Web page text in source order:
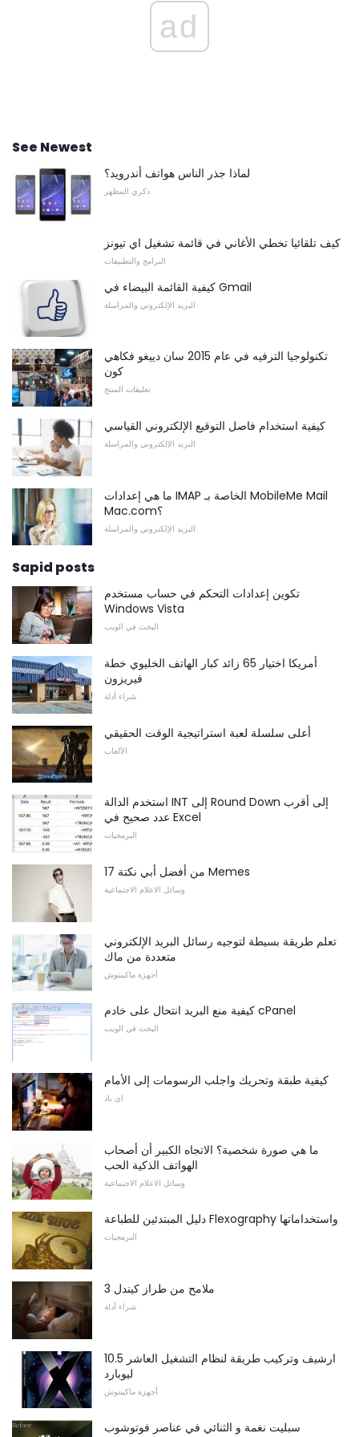
ad
See Newest
لماذا جذر الناس هواتف أندرويد؟
ذكري المظهر
كيف تلقائيا تخطي الأغاني في قائمة تشغيل اي تيونز
البرامج والتطبيقات
كيفية القائمة البيضاء في Gmail
البريد الإلكتروني والمراسلة
تكنولوجيا الترفيه في عام 2015 سان دييغو فكاهي
كون
تعليقات المنتج
كيفية استخدام فاصل التوقيع الإلكتروني القياسي
البريد الإلكتروني والمراسلة
ما هي إعدادات IMAP الخاصة بـ MobileMe Mail
Mac.com؟
البريد الإلكتروني والمراسلة
Sapid posts
تكوين إعدادات التحكم في حساب مستخدم
Windows Vista
البحث في الويب
أمريكا اختيار 65 زائد كبار الهاتف الخليوي خطة
فيريزون
شراء أدلة
أعلى سلسلة لعبة استراتيجية الوقت الحقيقي
الألعاب
استخدم الدالة INT إلى Round Down إلى أقرب
عدد صحيح في Excel
البرمجيات
17 من أفضل أبي نكتة Memes
وسائل الاعلام الاجتماعية
تعلم طريقة بسيطة لتوجيه رسائل البريد الإلكتروني
متعددة من ماك
أجهزة ماكينتوش
كيفية منع البريد انتحال على خادم cPanel
البحث في الويب
كيفية طبقة وتحريك واجلب الرسومات إلى الأمام
اى باد
ما هي صورة شخصية؟ الاتجاه الكبير أن أصحاب
الهواتف الذكية الحب
وسائل الاعلام الاجتماعية
دليل المبتدئين للطباعة Flexography واستخداماتها
البرمجيات
ملامح من طراز كيندل 3
شراء أدلة
ارشيف وتركيب طريقة لنظام التشغيل العاشر 10.5
ليوبارد
أجهزة ماكينتوش
سبليت نغمة و الثنائي في عناصر فوتوشوب